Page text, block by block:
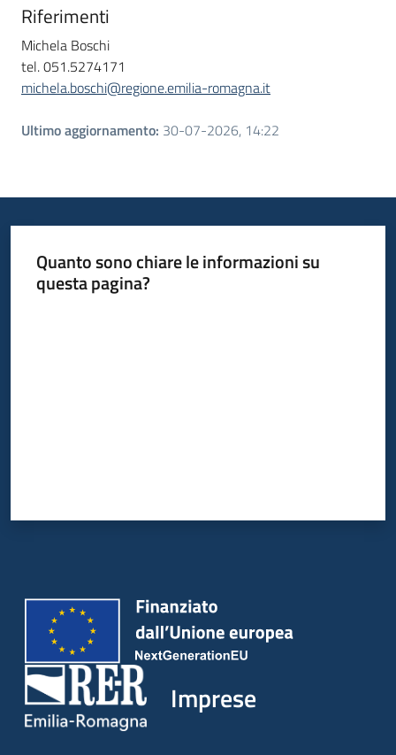
Riferimenti
Michela Boschi
tel. 051.5274171
michela.boschi@regione.emilia-romagna.it
Ultimo aggiornamento: 30-07-2026, 14:22
Quanto sono chiare le informazioni su
questa pagina?
Imprese